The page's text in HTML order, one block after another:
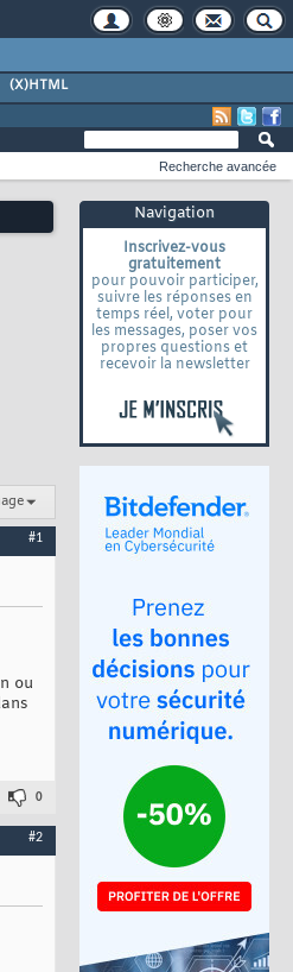
(X)HTML
Navigation
Inscrivez-vous
gratuitement
pour pouvoir participer,
suivre les réponses en
temps réel, voter pour
les messages, poser vos
propres questions et
recevoir la newsletter
Recherche avancée
#1
ou
0
#2